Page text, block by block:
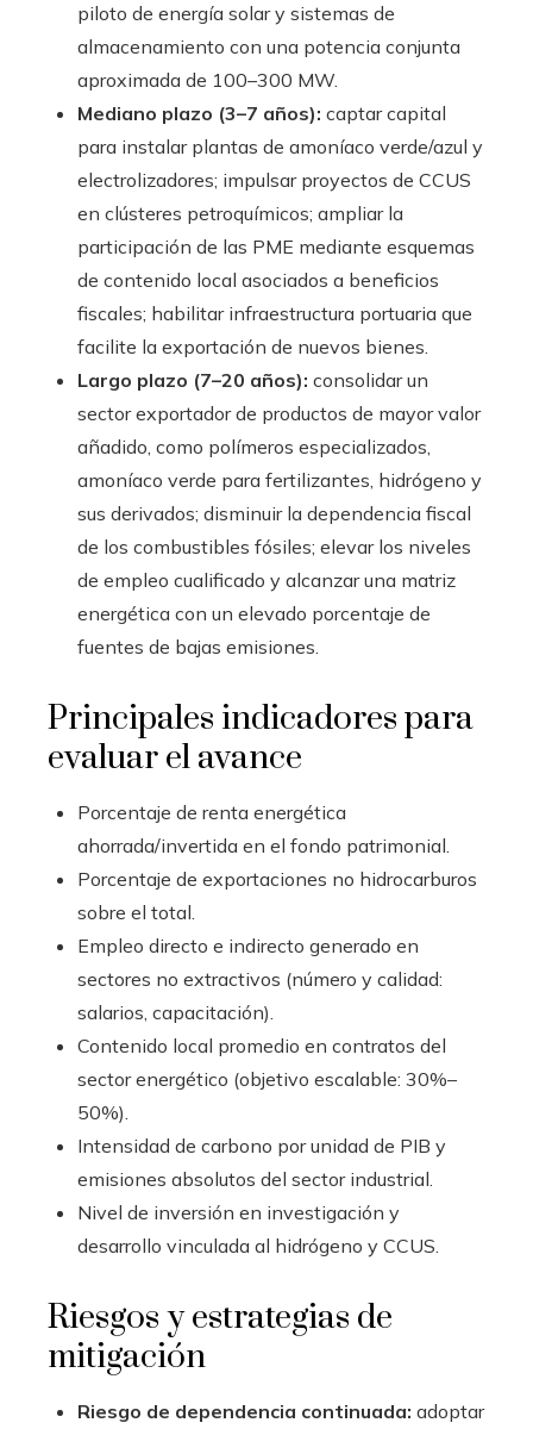
piloto de energía solar y sistemas de
almacenamiento con una potencia conjunta
aproximada de 100–300 MW.
Mediano plazo (3–7 años): captar capital
para instalar plantas de amoníaco verde/azul y
electrolizadores; impulsar proyectos de CCUS
en clústeres petroquímicos; ampliar la
participación de las PME mediante esquemas
de contenido local asociados a beneficios
fiscales; habilitar infraestructura portuaria que
facilite la exportación de nuevos bienes.
Largo plazo (7–20 años): consolidar un
sector exportador de productos de mayor valor
añadido, como polímeros especializados,
amoníaco verde para fertilizantes, hidrógeno y
sus derivados; disminuir la dependencia fiscal
de los combustibles fósiles; elevar los niveles
de empleo cualificado y alcanzar una matriz
energética con un elevado porcentaje de
fuentes de bajas emisiones.
Principales indicadores para
evaluar el avance
Porcentaje de renta energética
ahorrada/invertida en el fondo patrimonial.
Porcentaje de exportaciones no hidrocarburos
sobre el total.
Empleo directo e indirecto generado en
sectores no extractivos (número y calidad:
salarios, capacitación).
Contenido local promedio en contratos del
sector energético (objetivo escalable: 30%–
50%).
Intensidad de carbono por unidad de PIB y
emisiones absolutos del sector industrial.
Nivel de inversión en investigación y
desarrollo vinculada al hidrógeno y CCUS.
Riesgos y estrategias de
mitigación
Riesgo de dependencia continuada: adoptar